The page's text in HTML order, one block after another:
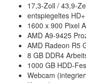
17,3-Zoll / 43,9-
entspiegeltes
1600 x 900 Pixel
AMD A9-9425
AMD Radeon R5
8 GB DDR4
1000 GB HDD-
Webcam